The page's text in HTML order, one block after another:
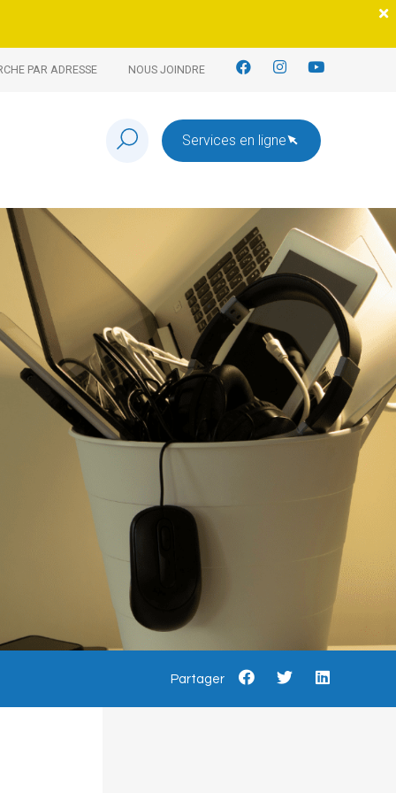
PAR ADRESSE NOUS JOINDRE
Services en ligne
Partager